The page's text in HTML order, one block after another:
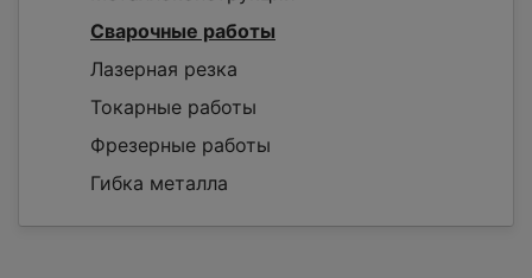
Сварочные работы
Лазерная резка
Токарные работы
Фрезерные работы
Гибка металла